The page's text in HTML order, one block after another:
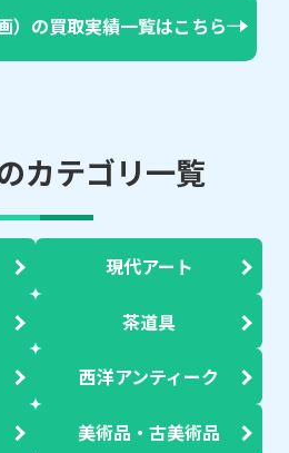
）の買取実績一覧はこちら
カテゴリ一覧
現代アート
茶道具
西洋アンティーク
美術品・古美術品